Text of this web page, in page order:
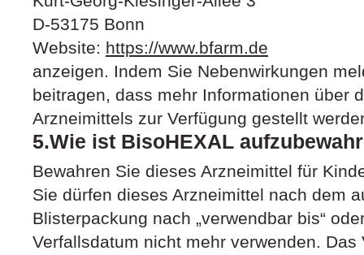
D-53175 Bonn
Website: https://www.bfarm.de
anzeigen. Indem Sie Nebenwirkungen
beitragen, dass mehr Informationen über
Arzneimittels zur Verfügung gestellt
5.Wie ist BisoHEXAL
Bewahren Sie dieses Arzneimittel für
Sie dürfen dieses Arzneimittel nach dem
Blisterpackung nach „verwendbar bis“
Verfallsdatum nicht mehr verwenden.